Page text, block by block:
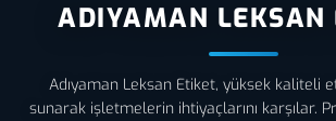
ADIYAMAN LEKSAN
Adıyaman Leksan Etiket, yüksek kaliteli
sunarak işletmelerin ihtiyaçlarını karşılar.